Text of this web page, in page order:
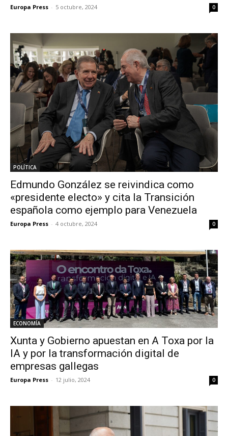
Europa Press - 5 octubre, 2024 0
POLÍTICA
Edmundo González se reivindica como
«presidente electo» y cita la Transición
española como ejemplo para Venezuela
Europa Press - 4 octubre, 2024 0
ECONOMÍA
Xunta y Gobierno apuestan en A Toxa por la
IA y por la transformación digital de
empresas gallegas
Europa Press - 12 julio, 2024 0